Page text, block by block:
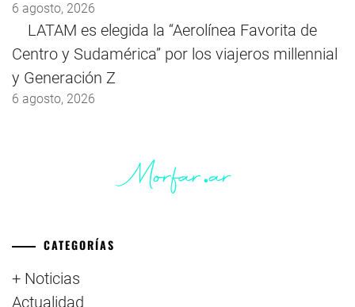
6 agosto, 2026
LATAM es elegida la “Aerolínea Favorita de
Centro y Sudamérica” por los viajeros millennial
y Generación Z
6 agosto, 2026
CATEGORÍAS
+ Noticias
Actualidad